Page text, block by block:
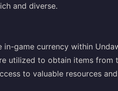
and diverse.
in-game currency within
utilized to obtain items from
to valuable resources